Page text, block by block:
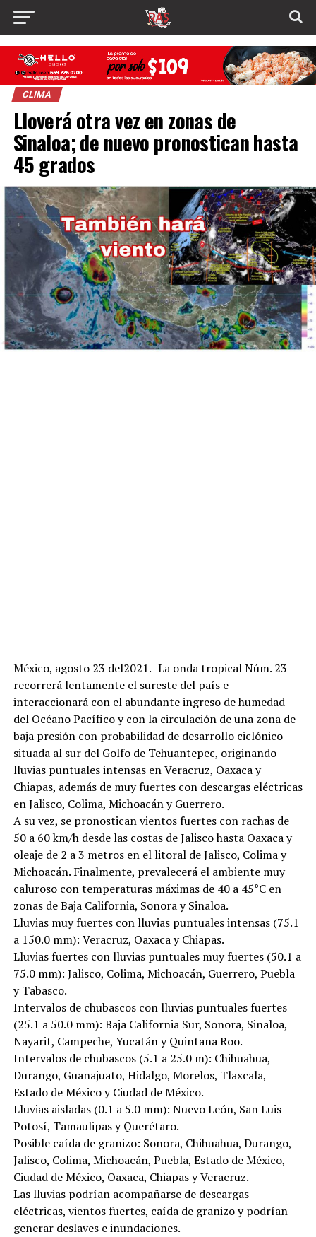
CLIMA
Lloverá otra vez en zonas de
Sinaloa; de nuevo pronostican hasta
45 grados
México, agosto 23 del2021.- La onda tropical Núm. 23
recorrerá lentamente el sureste del país e
interaccionará con el abundante ingreso de humedad
del Océano Pacífico y con la circulación de una zona de
baja presión con probabilidad de desarrollo ciclónico
situada al sur del Golfo de Tehuantepec, originando
lluvias puntuales intensas en Veracruz, Oaxaca y
Chiapas, además de muy fuertes con descargas eléctricas
en Jalisco, Colima, Michoacán y Guerrero.
A su vez, se pronostican vientos fuertes con rachas de
50 a 60 km/h desde las costas de Jalisco hasta Oaxaca y
oleaje de 2 a 3 metros en el litoral de Jalisco, Colima y
Michoacán. Finalmente, prevalecerá el ambiente muy
caluroso con temperaturas máximas de 40 a 45°C en
zonas de Baja California, Sonora y Sinaloa.
Lluvias muy fuertes con lluvias puntuales intensas (75.1
a 150.0 mm): Veracruz, Oaxaca y Chiapas.
Lluvias fuertes con lluvias puntuales muy fuertes (50.1 a
75.0 mm): Jalisco, Colima, Michoacán, Guerrero, Puebla
y Tabasco.
Intervalos de chubascos con lluvias puntuales fuertes
(25.1 a 50.0 mm): Baja California Sur, Sonora, Sinaloa,
Nayarit, Campeche, Yucatán y Quintana Roo.
Intervalos de chubascos (5.1 a 25.0 m): Chihuahua,
Durango, Guanajuato, Hidalgo, Morelos, Tlaxcala,
Estado de México y Ciudad de México.
Lluvias aisladas (0.1 a 5.0 mm): Nuevo León, San Luis
Potosí, Tamaulipas y Querétaro.
Posible caída de granizo: Sonora, Chihuahua, Durango,
Jalisco, Colima, Michoacán, Puebla, Estado de México,
Ciudad de México, Oaxaca, Chiapas y Veracruz.
Las lluvias podrían acompañarse de descargas
eléctricas, vientos fuertes, caída de granizo y podrían
generar deslaves e inundaciones.